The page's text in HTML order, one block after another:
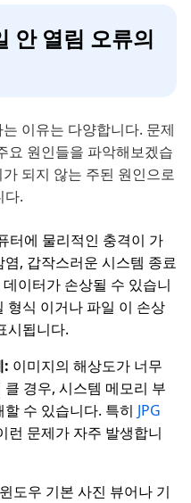
안 열림 오류의
이유는 다양합니다. 문제
요 원인들을 파악해보겠습
되지 않는 주된 원인으로
다.
터에 물리적인 충격이 가
, 갑작스러운 시스템 종료
이터가 손상될 수 있습니
형식 이거나 파일 이 손상
시됩니다.
: 이미지의 해상도가 너무
경우, 시스템 메모리 부
수 있습니다. 특히 JPG
런 문제가 자주 발생합니
윈도우 기본 사진 뷰어나 기